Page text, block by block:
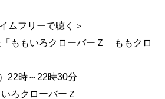
ムフリーで聴く＞
ももいろクローバーＺ ももクロ
22時～22時30分
ろクローバーＺ